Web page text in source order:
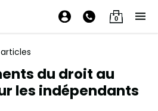
0
du droit au
les indépendants